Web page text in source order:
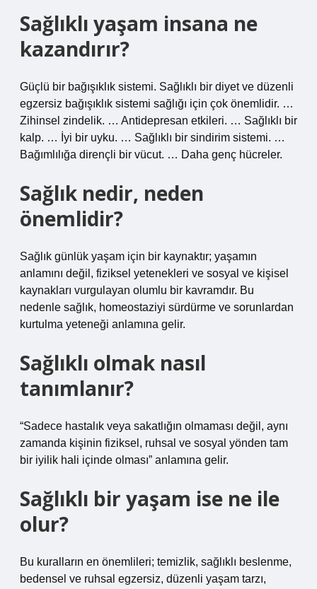
Sağlıklı yaşam insana ne
kazandırır?
Güçlü bir bağışıklık sistemi. Sağlıklı bir diyet ve düzenli
egzersiz bağışıklık sistemi sağlığı için çok önemlidir. …
Zihinsel zindelik. … Antidepresan etkileri. … Sağlıklı bir
kalp. … İyi bir uyku. … Sağlıklı bir sindirim sistemi. …
Bağımlılığa dirençli bir vücut. … Daha genç hücreler.
Sağlık nedir, neden
önemlidir?
Sağlık günlük yaşam için bir kaynaktır; yaşamın
anlamını değil, fiziksel yetenekleri ve sosyal ve kişisel
kaynakları vurgulayan olumlu bir kavramdır. Bu
nedenle sağlık, homeostaziyi sürdürme ve sorunlardan
kurtulma yeteneği anlamına gelir.
Sağlıklı olmak nasıl
tanımlanır?
“Sadece hastalık veya sakatlığın olmaması değil, aynı
zamanda kişinin fiziksel, ruhsal ve sosyal yönden tam
bir iyilik hali içinde olması” anlamına gelir.
Sağlıklı bir yaşam ise ne ile
olur?
Bu kuralların en önemlileri; temizlik, sağlıklı beslenme,
bedensel ve ruhsal egzersiz, düzenli yaşam tarzı,